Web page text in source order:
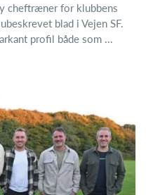
cheftræner for klubbens
blad i Vejen SF.
profil både som ...